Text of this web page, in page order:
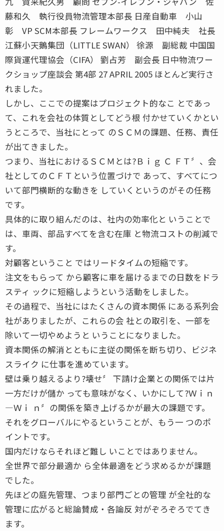
藤和久 執行役員物流管理本部長 日産自動車 小山
彰 VP SCM本部長 フレームワークス 田中純夫 社長
江蘇小天鵝集団（LITTLE SWAN） 徐源 副総裁 中国国
際貨運代理協会（CIFA） 劉占芳 副会長 日中物流ワー
クショップ座談会 第4部 27 APRIL 2005 ほとんど実行さ
れました。
しかし、ここでの提案はプロジェクト的なこ とであっ
て、これを会社の体質としてどう根 付かせていくかとい
うところで、当社にとって のＳＣＭの課題、任務、責任
が出てきました。
つまり、当社におけるＳＣＭとは?Ｂｉｇ Ｃ ＦＴ〞、会
社としてのＣＦＴという位置づけで あって、すべてにつ
いて部門横断的な動きを していくというのがその任務
です。
具体的に取り組んだのは、社内の効率化と いうことで
は、車両、部品すべてを含む在庫 と物流コストの削減で
す。
対顧客ということ ではリードタイムの短縮です。
注文をもらって から顧客に車を届けるまでの日数をドラ
スティ ックに短縮しようという活動をしました。
その過程で、当社にはたくさんの資本関係 にある系列会
社がありましたが、これらの会 社との取引を、一部を
除いて一切やめようと いうことになりました。
資本関係の解消とともに主従の関係を断ち切り、ビジネ
スライク に仕事を進めています。
壁は乗り越えるより?壊せ〞 下請け企業との関係では片
一方だけが儲か っても意味がなく、いかにして?Ｗｉｎ
―Ｗｉ ｎ〞の関係を築き上げるかが最大の課題です。
それをグローバルにやるということが、もう一 つのポ
イントです。
国内だけならそれほど難し いことではありません。
全世界で部分最適か ら全体最適をどう求めるかが課題
でした。
先ほどの庭先管理、つまり部門ごとの管理 が全社的な
管理に広がると総論賛成・各論反 対がぞろぞろでてき
ます。